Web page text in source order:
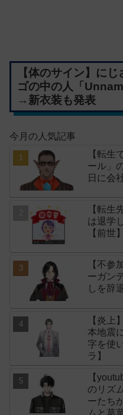
【体のサイン】に
ゴの中の人「
→新衣装も発表
今月の人気記事
【転生
ール」
日に会
【転生
は退学
【前世】
【不参
ーガン
しを辞
【炎上
本地震
字を使
ラ】
【
のリズ
ーたち
ムと葛